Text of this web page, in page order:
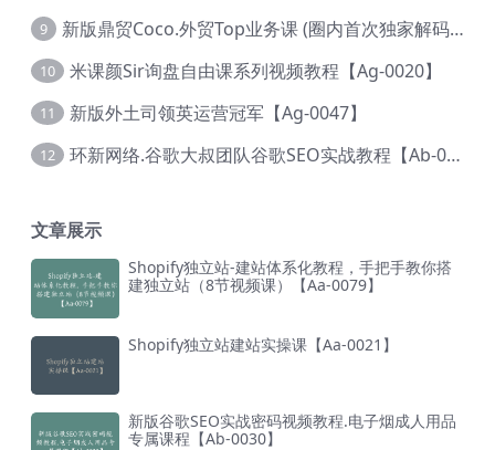
9 新版鼎贸Coco.外贸Top业务课 (圈内首次独家解码|460节课)【Ag-0091】
10 米课颜Sir询盘自由课系列视频教程【Ag-0020】
11 新版外土司领英运营冠军【Ag-0047】
12 环新网络.谷歌大叔团队谷歌SEO实战教程【Ab-0024】
文章展示
Shopify独立站-建站体系化教程，手把手教你搭
建独立站（8节视频课）【Aa-0079】
Shopify独立站建站实操课【Aa-0021】
新版谷歌SEO实战密码视频教程.电子烟成人用品
专属课程【Ab-0030】